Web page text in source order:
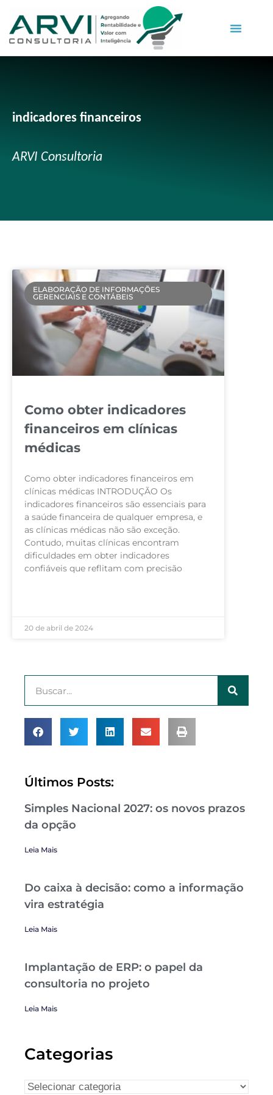
indicadores financeiros
ARVI Consultoria
ELABORAÇÃO DE INFORMAÇÕES
GERENCIAIS E CONTÁBEIS
Como obter indicadores
financeiros em clínicas
médicas
Como obter indicadores financeiros em
clínicas médicas INTRODUÇÃO Os
indicadores financeiros são essenciais para
a saúde financeira de qualquer empresa, e
as clínicas médicas não são exceção.
Contudo, muitas clínicas encontram
dificuldades em obter indicadores
confiáveis que reflitam com precisão
20 de abril de 2024
Últimos Posts:
Simples Nacional 2027: os novos prazos
da opção
Leia Mais
Do caixa à decisão: como a informação
vira estratégia
Leia Mais
Implantação de ERP: o papel da
consultoria no projeto
Leia Mais
Categorias